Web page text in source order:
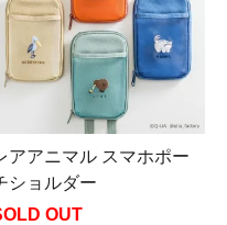
アアニマル スマホポー
ショルダー
OUT